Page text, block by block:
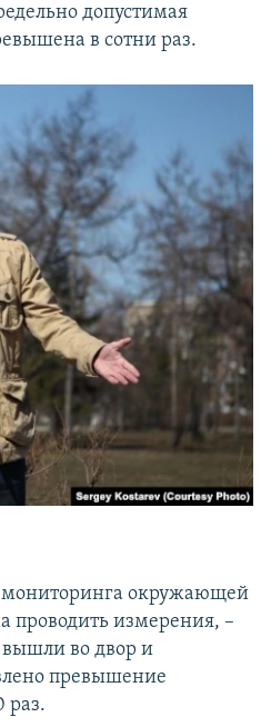
допустимая
в сотни раз.
мониторинга окружающей
проводить измерения, –
вышли во двор и
превышение
раз.​